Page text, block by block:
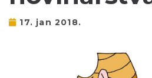
17. jan 2018.